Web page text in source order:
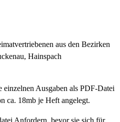
aus den Bezirken
Hainspach
Ausgaben als PDF-Datei
ca. 18mb je Heft angelegt.